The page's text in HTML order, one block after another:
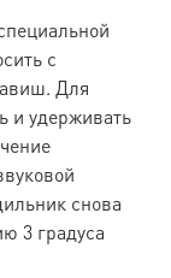
с
Для
и удерживать
снова
3 градуса